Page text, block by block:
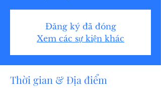
Đăng ký đã đóng
Xem các sự kiện khác
Thời gian & Địa điểm